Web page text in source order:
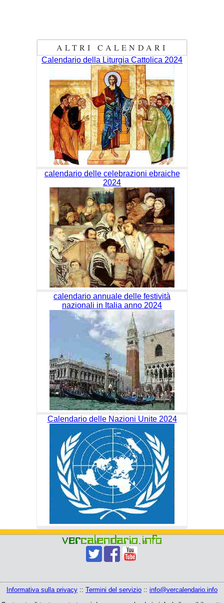
ALTRI CALENDARI
Calendario della Liturgia Cattolica 2024
calendario delle celebrazioni ebraiche
2024
calendario annuale delle festività
nazionali in Italia anno 2024
Calendario delle Nazioni Unite 2024
Informativa sulla privacy :: Termini del servizio :: info@vercalendario.info